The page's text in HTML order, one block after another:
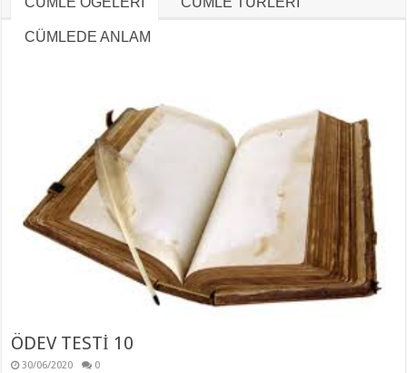
CÜMLEDE ANLAM
ÖDEV TESTİ 10
30/06/2020 0